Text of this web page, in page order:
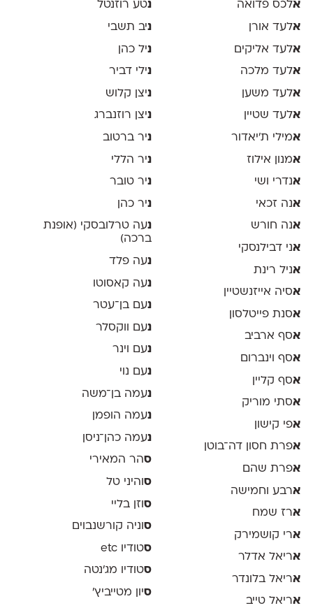
אלכס פדואה
אלעד אורן
אלעד אליקים
אלעד מלכה
אלעד משען
אלעד שטיין
אמילי ת׳יאדור
אמנון אילוז
אנדרי ושי
אנה זכאי
אנה חורש
אני דבילנסקי
אניל רינת
אסיה אייזנשטיין
אסנת פייטלסון
אסף ארביב
אסף וינברום
אסף קליין
אסתי מוריק
אפי קישון
אפרת חסון דה־בוטן
אפרת שהם
ארבע וחמישה
ארז שמח
ארי קושמירק
אריאל אדלר
אריאל בלונדר
אריאל טייב
נטע רוזנטל
ניב תשבי
ניל כהן
נילי דביר
ניצן קלוש
ניצן רוזנברג
ניר ברטוב
ניר הללי
ניר טובר
ניר כהן
נעה טרלובסקי (אופנת
ברכה)
נעה פלד
נעה קאסוטו
נעם בן־עטר
נעם ווקסלר
נעם וינר
נעם נוי
נעמה בן־משה
נעמה הופמן
נעמה כהן־ניסן
סהר המאירי
ס והיני טל
סוזן בליי
ס וניה קורשנבוים
סטודיו etc
סטודיו מג'נטה
סיון מטייביץ׳